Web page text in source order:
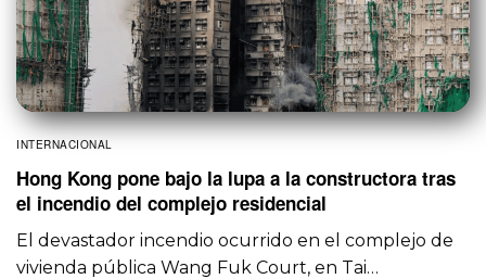
INTERNACIONAL
Hong Kong pone bajo la lupa a la constructora tras
el incendio del complejo residencial
El devastador incendio ocurrido en el complejo de
vivienda pública Wang Fuk Court, en Tai…